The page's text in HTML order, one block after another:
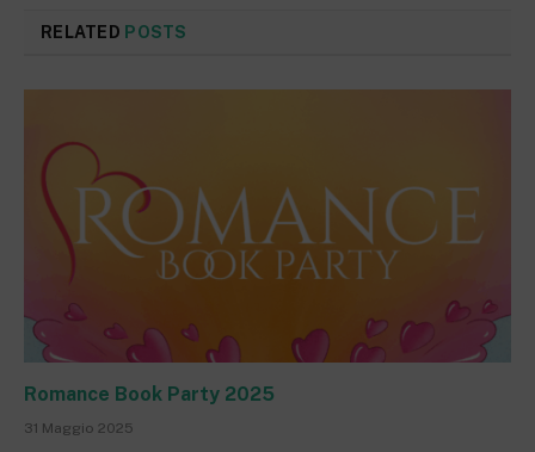
RELATED POSTS
Romance Book Party 2025
31 Maggio 2025